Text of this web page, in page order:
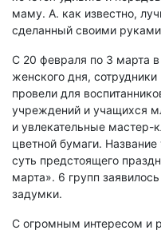
маму. А. как известно,
сделанный своими
С 20 февраля по 3 марта
женского дня,
провели для
учреждений и учащихся
и увлекательные мастер-
цветной бумаги.
суть предстоящего
марта». 6 групп
задумки.
С огромным интересом и